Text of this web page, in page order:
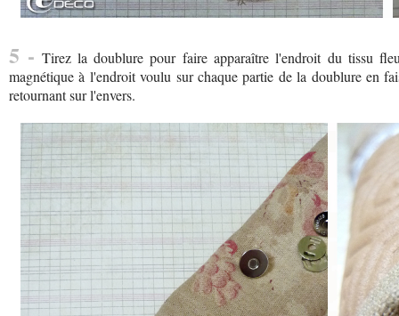
5 - Tirez la doublure pour faire apparaître l'endroit du tissu
magnétique à l'endroit voulu sur chaque partie de la doublure en
retournant sur l'envers.